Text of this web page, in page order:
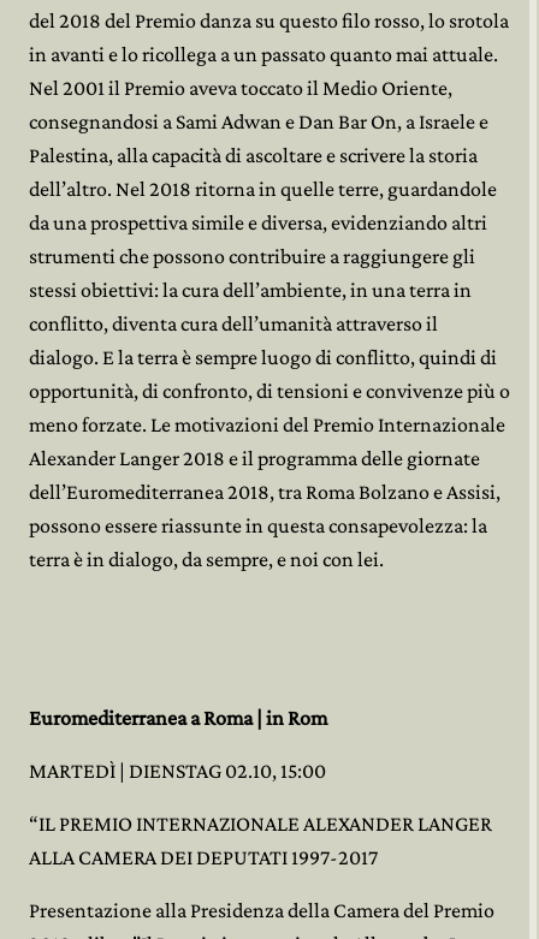
del 2018 del Premio danza su questo filo rosso, lo srotola
in avanti e lo ricollega a un passato quanto mai attuale.
Nel 2001 il Premio aveva toccato il Medio Oriente,
consegnandosi a Sami Adwan e Dan Bar On, a Israele e
Palestina, alla capacità di ascoltare e scrivere la storia
dell’altro. Nel 2018 ritorna in quelle terre, guardandole
da una prospettiva simile e diversa, evidenziando altri
strumenti che possono contribuire a raggiungere gli
stessi obiettivi: la cura dell’ambiente, in una terra in
conflitto, diventa cura dell’umanità attraverso il
dialogo. E la terra è sempre luogo di conflitto, quindi di
opportunità, di confronto, di tensioni e convivenze più o
meno forzate. Le motivazioni del Premio Internazionale
Alexander Langer 2018 e il programma delle giornate
dell’Euromediterranea 2018, tra Roma Bolzano e Assisi,
possono essere riassunte in questa consapevolezza: la
terra è in dialogo, da sempre, e noi con lei.
Euromediterranea a Roma | in Rom
MARTEDÌ | DIENSTAG 02.10, 15:00
“IL PREMIO INTERNAZIONALE ALEXANDER LANGER
ALLA CAMERA DEI DEPUTATI 1997-2017
Presentazione alla Presidenza della Camera del Premio